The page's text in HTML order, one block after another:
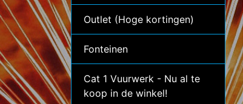
Outlet (Hoge kortingen)
Fonteinen
Cat 1 Vuurwerk - Nu al te
koop in de winkel!